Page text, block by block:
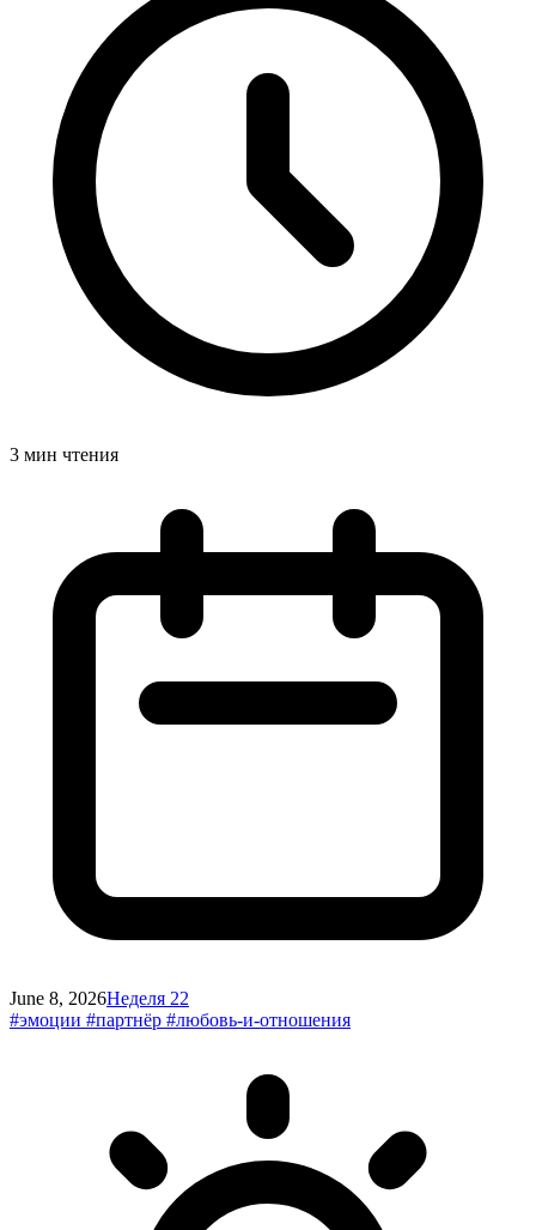
3 мин чтения
June 8, 2026Неделя 22
#эмоции #партнёр #любовь-и-отношения